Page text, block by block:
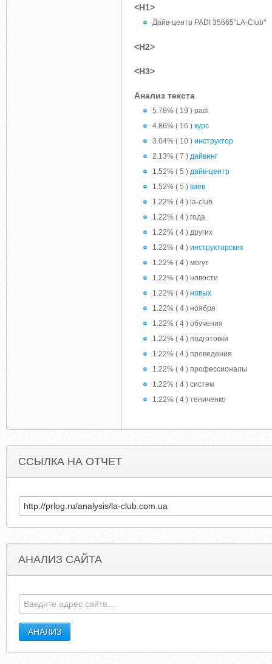
<H1>
Дайв-центр PADI 35665"LA-Club"
<H2>
<H3>
Анализ текста
5.78% ( 19 ) padi
4.86% ( 16 ) курс
3.04% ( 10 ) инструктор
2.13% ( 7 ) дайвинг
1.52% ( 5 ) дайв-центр
1.52% ( 5 ) киев
1.22% ( 4 ) la-club
1.22% ( 4 ) года
1.22% ( 4 ) других
1.22% ( 4 ) инструкторских
1.22% ( 4 ) могут
1.22% ( 4 ) новости
1.22% ( 4 ) новых
1.22% ( 4 ) ноября
1.22% ( 4 ) обучения
1.22% ( 4 ) подготовки
1.22% ( 4 ) проведения
1.22% ( 4 ) профессионалы
1.22% ( 4 ) систем
1.22% ( 4 ) тениченко
ССЫЛКА НА ОТЧЕТ
АНАЛИЗ САЙТА